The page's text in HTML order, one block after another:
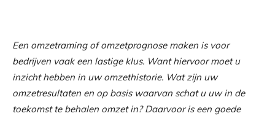
Een omzetraming of omzetprognose maken is voor
bedrijven vaak een lastige klus. Want hiervoor moet u
inzicht hebben in uw omzethistorie. Wat zijn uw
omzetresultaten en op basis waarvan schat u uw in de
toekomst te behalen omzet in? Daarvoor is een goede